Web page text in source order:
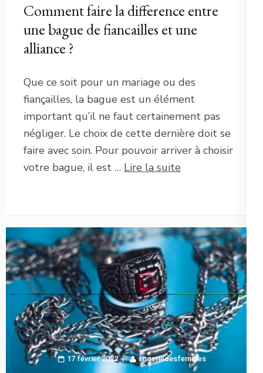
Comment faire la difference entre
une bague de fiancailles et une
alliance ?
Que ce soit pour un mariage ou des
fiançailles, la bague est un élément
important qu’il ne faut certainement pas
négliger. Le choix de cette dernière doit se
faire avec soin. Pour pouvoir arriver à choisir
votre bague, il est … Lire la suite
17 février 2022 lingeriedesfemmes